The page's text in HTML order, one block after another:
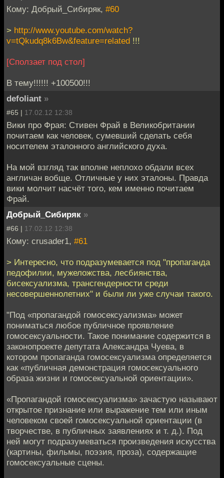
Кому: Добрый_Сибиряк, #60
> http://www.youtube.com/watch?
v=tQkudq8k6Bw&feature=related !!!
[Сползает под стол]
В тему!!!!!! +100500!!!
defoliant »
#65 | 17.02.12 12:38
Вики про Фрая: Стивен Фрай в Великобритании
почитаем как человек, сумевший сделать себя
носителем эталонного английского духа.
На мой взгляд так вполне неплохо обдали всех
англичан вобще. Отличные у них эталоны. Правда
вики молчит насчёт того, кем именно почитаем
Фрай.
Добрый_Сибиряк »
#66 | 17.02.12 12:38
Кому: crusader1, #61
> Интересно, что подразумевается под "пропаганда
педофилии, мужеложства, лесбиянства,
бисексуализма, трансгендерности среди
несовершеннолетних" и были ли уже случаи такого.
"Под «пропагандой гомосексуализма» может
пониматься любое публичное проявление
гомосексуальности. Такое понимание содержится в
законопроекте депутата Александра Чуева, в
котором пропаганда гомосексуализма определяется
как «публичная демонстрация гомосексуального
образа жизни и гомосексуальной ориентации».
«Пропагандой гомосексуализма» зачастую называют
открытое признание или выражение тем или иным
человеком своей гомосексуальной ориентации (в
творчестве, в публичных заявлениях и т. д.). Под
ней могут подразумеваться произведения искусства
(картины, фильмы, поэзия, проза), содержащие
гомосексуальные сцены.